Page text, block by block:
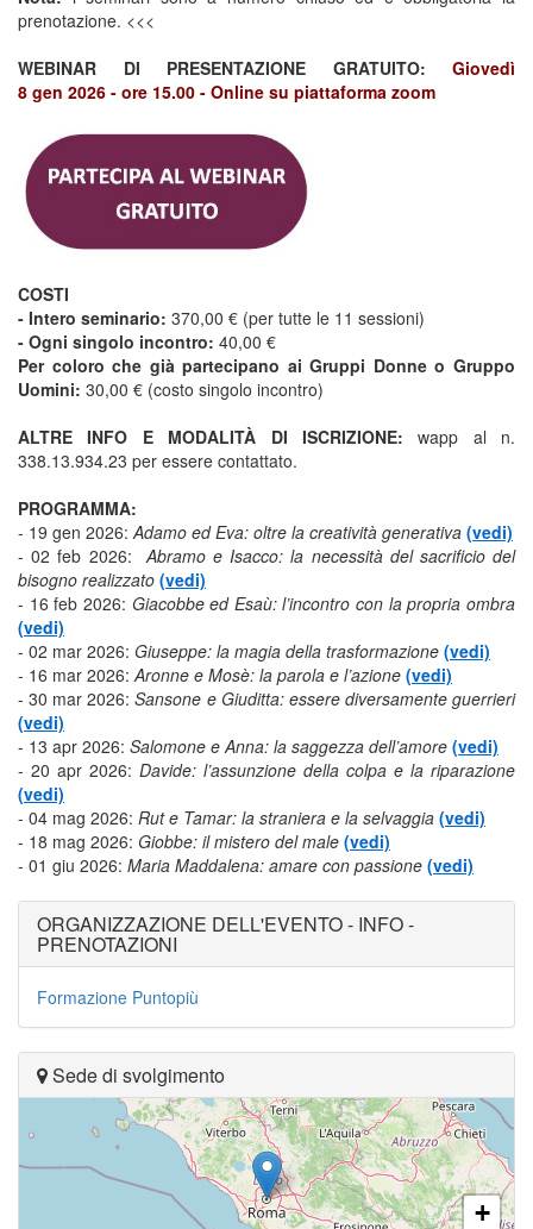
prenotazione. <<<
WEBINAR DI PRESENTAZIONE GRATUITO:
Giovedì
8 gen 2026 - ore 15.00 - Online su piattaforma zoom
COSTI
- Intero seminario: 370,00 € (per tutte le 11 sessioni)
- Ogni singolo incontro: 40,00 €
Per coloro che già partecipano ai Gruppi Donne o Gruppo
Uomini: 30,00 € (costo singolo incontro)
ALTRE INFO E MODALITÀ DI ISCRIZIONE:wapp al n.
338.13.934.23 per essere contattato.
PROGRAMMA:
- 19 gen 2026:Adamo ed Eva: oltre la creatività generativa (vedi)
- 02 feb 2026:Abramo e Isacco: la necessità del sacrificio del
bisogno realizzato (vedi)
- 16 feb 2026: Giacobbe ed Esaù: l’incontro con la propria ombra
(vedi)
- 02 mar 2026: Giuseppe: la magia della trasformazione (vedi)
- 16 mar 2026:Aronne e Mosè: la parola e l’azione (vedi)
- 30 mar 2026:Sansone e Giuditta: essere diversamente guerrieri
(vedi)
- 13 apr 2026: Salomone e Anna: la saggezza dell’amore (vedi)
- 20 apr 2026: Davide: l’assunzione della colpa e la riparazione
(vedi)
- 04 mag 2026: Rut e Tamar: la straniera e la selvaggia (vedi)
- 18 mag 2026: Giobbe: il mistero del male (vedi)
- 01 giu 2026: Maria Maddalena: amare con passione (vedi)
ORGANIZZAZIONE DELL'EVENTO - INFO -
PRENOTAZIONI
Formazione Puntopiù
Sede di svolgimento
+